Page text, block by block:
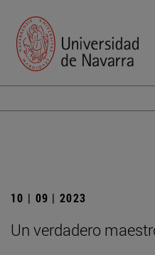
10 | 09 | 2023
Un verdadero